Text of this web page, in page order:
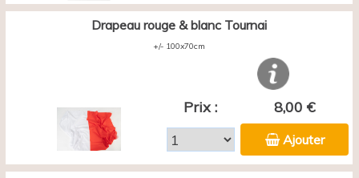
Drapeau rouge & blanc Tournai
+/- 100x70cm
Prix : 8,00 €
Ajouter